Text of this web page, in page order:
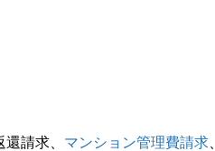
請求、 マンション管理費請求